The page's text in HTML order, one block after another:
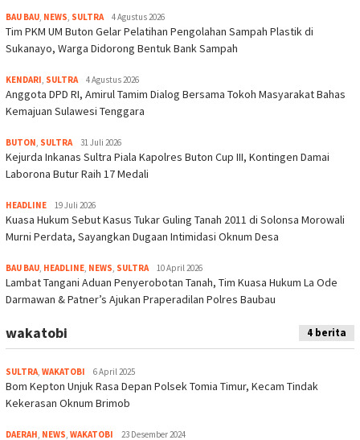
BAU BAU NEWS SULTRA 4 Agustus 2026
Tim PKM UM Buton Gelar Pelatihan Pengolahan Sampah Plastik di
Sukanayo, Warga Didorong Bentuk Bank Sampah
KENDARI SULTRA 4 Agustus 2026
Anggota DPD RI, Amirul Tamim Dialog Bersama Tokoh Masyarakat Bahas
Kemajuan Sulawesi Tenggara
BUTON SULTRA 31 Juli 2026
Kejurda Inkanas Sultra Piala Kapolres Buton Cup III, Kontingen Damai
Laborona Butur Raih 17 Medali
HEADLINE 19 Juli 2026
Kuasa Hukum Sebut Kasus Tukar Guling Tanah 2011 di Solonsa Morowali
Murni Perdata, Sayangkan Dugaan Intimidasi Oknum Desa
BAU BAU HEADLINE NEWS SULTRA 10 April 2026
Lambat Tangani Aduan Penyerobotan Tanah, Tim Kuasa Hukum La Ode
Darmawan & Patner’s Ajukan Praperadilan Polres Baubau
wakatobi 4 berita
SULTRA, WAKATOBI 6 April 2025
Bom Kepton Unjuk Rasa Depan Polsek Tomia Timur, Kecam Tindak
Kekerasan Oknum Brimob
DAERAH, NEWS, WAKATOBI 23 Desember 2024